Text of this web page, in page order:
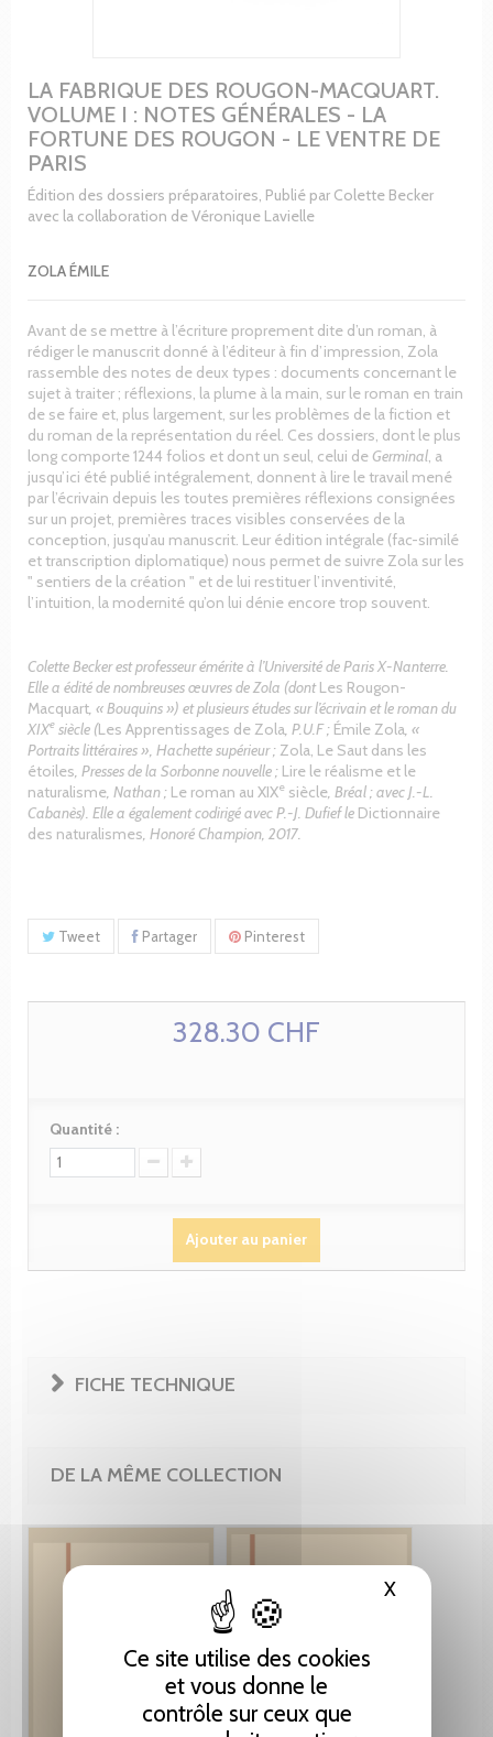
Ce site utilise des cookies
et vous donne le
contrôle sur ceux que
XMasquer
LA FABRIQUE DES ROUGON-MACQUART.
VOLUME I : NOTES GÉNÉRALES - LA
FORTUNE DES ROUGON - LE VENTRE DE
PARIS
Édition des dossiers préparatoires, Publié par Colette Becker
avec la collaboration de Véronique Lavielle
ZOLA ÉMILE
Avant de se mettre à l’écriture proprement dite d’un roman, à
rédiger le manuscrit donné à l’éditeur à fin d’impression, Zola
rassemble des notes de deux types : documents concernant le
sujet à traiter ; réflexions, la plume à la main, sur le roman en train
de se faire et, plus largement, sur les problèmes de la fiction et
du roman de la représentation du réel. Ces dossiers, dont le plus
long comporte 1244 folios et dont un seul, celui de Germinal , a
jusqu’ici été publié intégralement, donnent à lire le travail mené
par l’écrivain depuis les toutes premières réflexions consignées
sur un projet, premières traces visibles conservées de la
conception, jusqu’au manuscrit. Leur édition intégrale (fac-similé
et transcription diplomatique) nous permet de suivre Zola sur les
" sentiers de la création " et de lui restituer l’inventivité,
l’intuition, la modernité qu’on lui dénie encore trop souvent.
Colette Becker est professeur émérite à l’Université de Paris X-Nanterre.
Elle a édité de nombreuses œuvres de Zola (dontLes Rougon-
Macquart , « Bouquins ») et plusieurs études sur l’écrivain et le roman du
XIXe siècle (Les Apprentissages de Zola , P.U.F ; Émile Zola , «
Portraits littéraires », Hachette supérieur ; Zola, Le Saut dans les
étoiles , Presses de la Sorbonne nouvelle ; Lire le réalisme et le
naturalisme , Nathan ; Le roman au XIXe siècle , Bréal ; avec J.-L.
Cabanès). Elle a également codirigé avec P.-J. Dufief le Dictionnaire
des naturalismes , Honoré Champion, 2017.
Tweet Partager Pinterest
328.30 CHF
Quantité :
Ajouter au panier
FICHE TECHNIQUE
DE LA MÊME COLLECTION